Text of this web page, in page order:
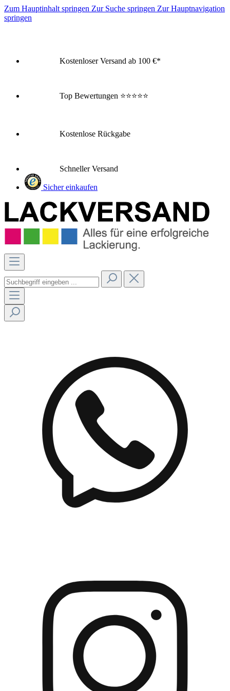
Zum Hauptinhalt springen Zur Suche springen Zur Hauptnavigation
springen
Kostenloser Versand ab 100 €*
Top Bewertungen ⭐⭐⭐⭐⭐
Kostenlose Rückgabe
Schneller Versand
Sicher einkaufen